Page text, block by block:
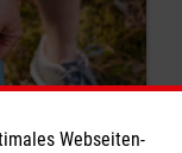
Webseiten-